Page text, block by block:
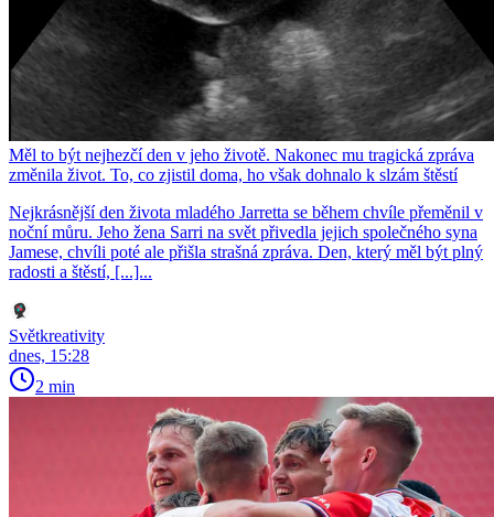
Měl to být nejhezčí den v jeho životě. Nakonec mu tragická zpráva
změnila život. To, co zjistil doma, ho však dohnalo k slzám štěstí
Nejkrásnější den života mladého Jarretta se během chvíle přeměnil v
noční můru. Jeho žena Sarri na svět přivedla jejich společného syna
Jamese, chvíli poté ale přišla strašná zpráva. Den, který měl být plný
radosti a štěstí, [...]...
Světkreativity
dnes, 15:28
2 min